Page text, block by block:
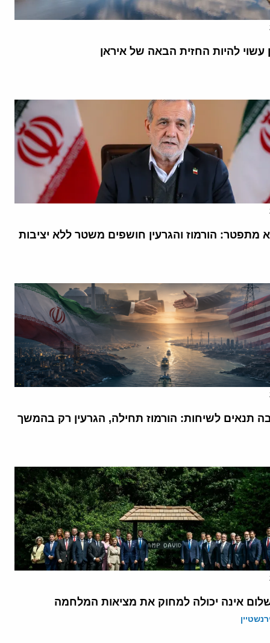
עשוי להיות החזית הבאה של איראן
מתפטר: הורמוז והגרעין חושפים משטר ללא יציבות
תנאים לשיחות: הורמוז תחילה, הגרעין רק בהמשך
אינה יכולה למחוק את מציאות המלחמה